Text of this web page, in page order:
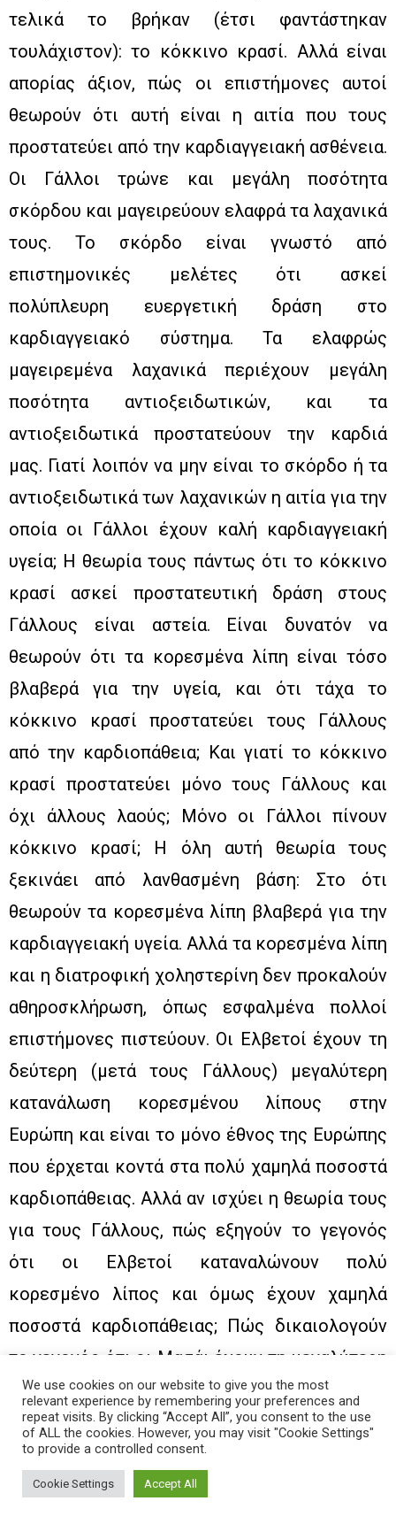
τελικά το βρήκαν (έτσι φαντάστηκαν
τουλάχιστον): το κόκκινο κρασί. Αλλά είναι
απορίας άξιον, πώς οι επιστήμονες αυτοί
θεωρούν ότι αυτή είναι η αιτία που τους
προστατεύει από την καρδιαγγειακή ασθένεια.
Οι Γάλλοι τρώνε και μεγάλη ποσότητα
σκόρδου και μαγειρεύουν ελαφρά τα λαχανικά
τους. Το σκόρδο είναι γνωστό από
επιστημονικές μελέτες ότι ασκεί
πολύπλευρη ευεργετική δράση στο
καρδιαγγειακό σύστημα. Τα ελαφρώς
μαγειρεμένα λαχανικά περιέχουν μεγάλη
ποσότητα αντιοξειδωτικών, και τα
αντιοξειδωτικά προστατεύουν την καρδιά
μας. Γιατί λοιπόν να μην είναι το σκόρδο ή τα
αντιοξειδωτικά των λαχανικών η αιτία για την
οποία οι Γάλλοι έχουν καλή καρδιαγγειακή
υγεία; Η θεωρία τους πάντως ότι το κόκκινο
κρασί ασκεί προστατευτική δράση στους
Γάλλους είναι αστεία. Είναι δυνατόν να
θεωρούν ότι τα κορεσμένα λίπη είναι τόσο
βλαβερά για την υγεία, και ότι τάχα το
κόκκινο κρασί προστατεύει τους Γάλλους
από την καρδιοπάθεια; Και γιατί το κόκκινο
κρασί προστατεύει μόνο τους Γάλλους και
όχι άλλους λαούς; Μόνο οι Γάλλοι πίνουν
κόκκινο κρασί; Η όλη αυτή θεωρία τους
ξεκινάει από λανθασμένη βάση: Στο ότι
θεωρούν τα κορεσμένα λίπη βλαβερά για την
καρδιαγγειακή υγεία. Αλλά τα κορεσμένα λίπη
και η διατροφική χοληστερίνη δεν προκαλούν
αθηροσκλήρωση, όπως εσφαλμένα πολλοί
επιστήμονες πιστεύουν. Οι Ελβετοί έχουν τη
δεύτερη (μετά τους Γάλλους) μεγαλύτερη
κατανάλωση κορεσμένου λίπους στην
Ευρώπη και είναι το μόνο έθνος της Ευρώπης
που έρχεται κοντά στα πολύ χαμηλά ποσοστά
καρδιοπάθειας. Αλλά αν ισχύει η θεωρία τους
για τους Γάλλους, πώς εξηγούν το γεγονός
ότι οι Ελβετοί καταναλώνουν πολύ
κορεσμένο λίπος και όμως έχουν χαμηλά
ποσοστά καρδιοπάθειας; Πώς δικαιολογούν
το γεγονός ότι οι Μασάι έχουν τη μεγαλύτερη
κατανάλωση χοληστερίνης και κορεσμένου
λίπους (η τροφή τους αποτελείται
αποκλειστικά από λιπαρό κρέας και από
λιπαρό γάλα από τα κοπάδια τους) και
We use cookies on our website to give you the most
relevant experience by remembering your preferences and
repeat visits. By clicking “Accept All”, you consent to the use
of ALL the cookies. However, you may visit "Cookie Settings"
to provide a controlled consent.
Cookie Settings Accept All